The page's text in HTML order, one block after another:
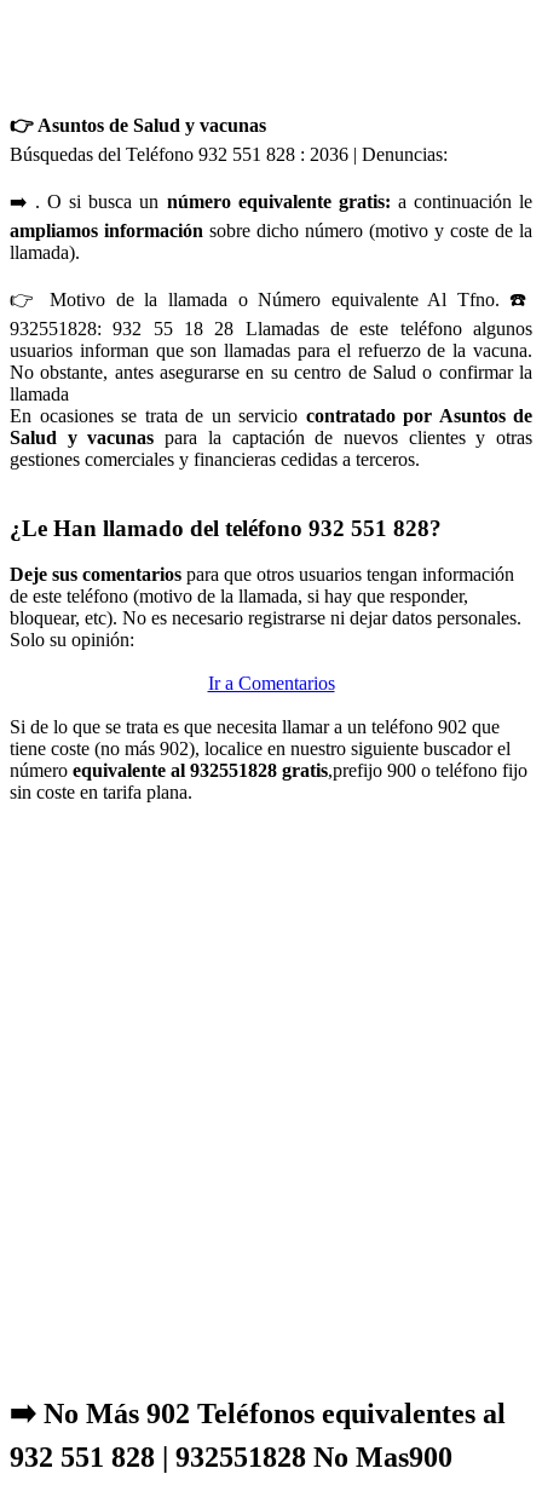
👉 Asuntos de Salud y vacunas
Búsquedas del Teléfono 932 551 828 : 2036 | Denuncias:
➡️ . O si busca un número equivalente gratis: a continuación le
ampliamos información sobre dicho número (motivo y coste de la
llamada).
👉 Motivo de la llamada o Número equivalente Al Tfno. ☎️
932551828: 932 55 18 28 Llamadas de este teléfono algunos
usuarios informan que son llamadas para el refuerzo de la vacuna.
No obstante, antes asegurarse en su centro de Salud o confirmar la
llamada
En ocasiones se trata de un servicio contratado por Asuntos de
Salud y vacunaspara la captación de nuevos clientes y otras
gestiones comerciales y financieras cedidas a terceros.
¿Le Han llamado del teléfono 932 551 828?
Deje sus comentarios para que otros usuarios tengan información
de este teléfono (motivo de la llamada, si hay que responder,
bloquear, etc). No es necesario registrarse ni dejar datos personales.
Solo su opinión:
Ir a Comentarios
Si de lo que se trata es que necesita llamar a un teléfono 902 que
tiene coste (no más 902), localice en nuestro siguiente buscador el
número equivalente al 932551828 gratis,prefijo 900 o teléfono fijo
sin coste en tarifa plana.
➡️ No Más 902 Teléfonos equivalentes al
932 551 828 | 932551828 No Mas900